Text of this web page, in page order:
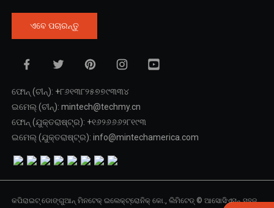
ଏବେ ପଚାରନ୍ତୁ
ଫୋନ୍ (ଚୀନ୍): +୮୬୧୩୮୨୫୭୭୯୩୩୪
ଇମେଲ୍ (ଚୀନ୍): mintech@techmy.cn
ଫୋନ୍ (ଯୁକ୍ତରାଷ୍ଟ୍ର): +୧୬୨୬୬୬୨୮୧୯୩
ଇମେଲ୍ (ଯୁକ୍ତରାଷ୍ଟ୍ର): info@mintechamerica.com
କପିରାଇଟ୍ ଡୋଙ୍ଗୁଆନ୍ ମିନଟେକ୍ ଇଲେକ୍ଟ୍ରୋନିକ୍ କୋ., ଲିମିଟେଡ୍ © ଆସୋସିଏସନ୍ ସହଜ